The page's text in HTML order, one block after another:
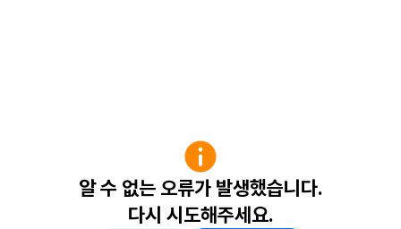
알 수 없는 오류가 발생했습니다.
다시 시도해주세요.